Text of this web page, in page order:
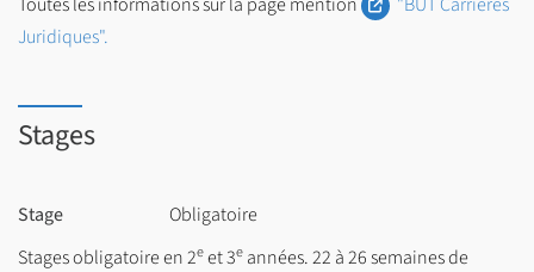
Juridiques".
Stages
Stage
Obligatoire
Stages obligatoire en 2eet 3e années. 22 à 26 semaines de